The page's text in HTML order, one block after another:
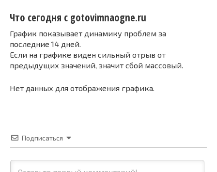
Что сегодня с gotovimnaogne.ru
График показывает динамику проблем за
последние 14 дней.
Если на графике виден сильный отрыв от
предыдущих значений, значит сбой массовый.
Нет данных для отображения графика.
Подписаться